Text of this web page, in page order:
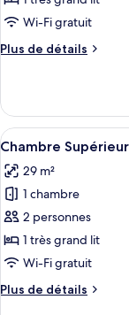
lit
(Deluxe
King)
type
chambre :
très
grand
lit
(Junior
Suite)
Wi-Fi gratuit
Plus de détails
Plus
le
type
de
Suite
Standard,
très
grand
lit
(Junior
Suite)
Afficher
toutes
les
photos
pour
ce
type
chambre :
5
Chambre
29 m²
1 chambre
2 personnes
1 très grand lit
Wi-Fi gratuit
Plus de détails
Plus